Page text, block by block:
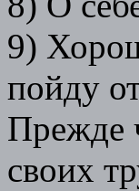
9)
пойду
Прежде
своих